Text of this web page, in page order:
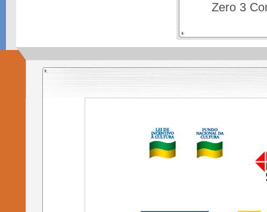
Zero 3